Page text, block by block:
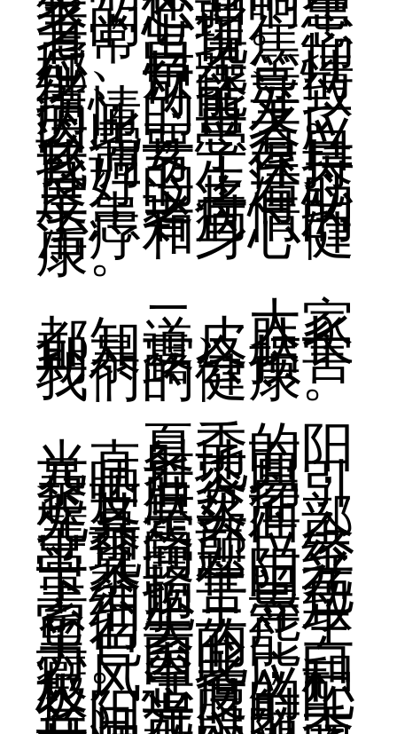
者的心理。患
者常出现焦
虑、自卑、抑
郁、烦躁等情
绪，可能导致
病情的再发。
因此，患者应
该需要学会自
我调节，保持
良好的生活态
度，这将有助
于患者病情的
治疗和身心健
康。
二、大家
都知道皮肤长
期暴露会损害
我们的健康。
夏季的阳
光直射地面，
暴晒后容易引
起皮肤炎症，
尤其是头面部
等暴露部位会
出现问题。经
常暴露在阳光
下会损害黑色
素细胞，导致
它们失去产生
黑色素的能
力。因此，白
癜风患者应积
极、适度的配
合阳光照射，